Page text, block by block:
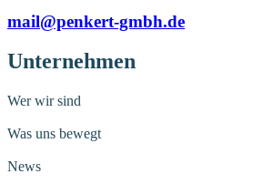
mail@penkert-gmbh.de
Unternehmen
Wer wir sind
Was uns bewegt
News